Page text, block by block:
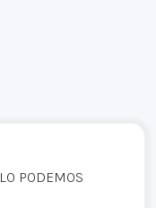
PODEMOS